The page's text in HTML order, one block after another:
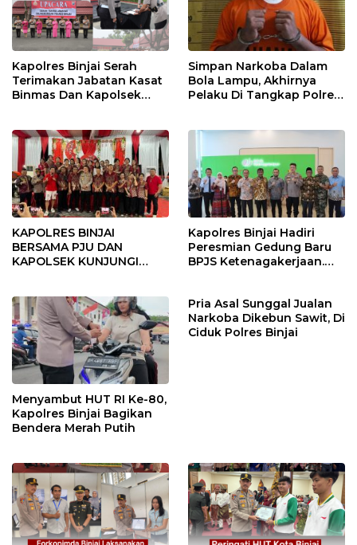
Kapolres Binjai Serah
Terimakan Jabatan Kasat
Binmas Dan Kapolsek
Simpan Narkoba Dalam
Bola Lampu, Akhirnya
Pelaku Di Tangkap Polres
KAPOLRES BINJAI
BERSAMA PJU DAN
KAPOLSEK KUNJUNGI
Kapolres Binjai Hadiri
Peresmian Gedung Baru
BPJS Ketenagakerjaan.
Menyambut HUT RI Ke-80,
Kapolres Binjai Bagikan
Bendera Merah Putih
Pria Asal Sunggal Jualan
Narkoba Dikebun Sawit, Di
Ciduk Polres Binjai